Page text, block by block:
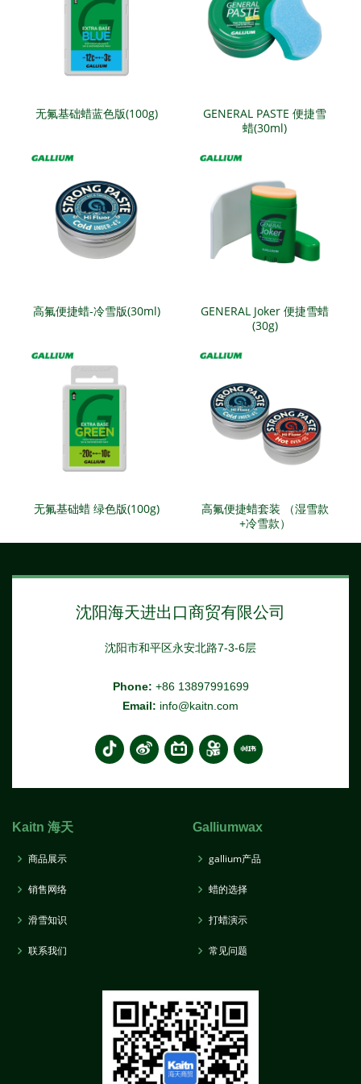
无氟基础蜡蓝色版(100g)
GENERAL PASTE 便捷雪
蜡(30ml)
高氟便捷蜡-冷雪版(30ml)
GENERAL Joker 便捷雪蜡
(30g)
无氟基础蜡 绿色版(100g)
高氟便捷蜡套装 （湿雪款
+冷雪款）
沈阳海天进出口商贸有限公司
沈阳市和平区永安北路7-3-6层
Phone: +86 13897991699
Email: info@kaitn.com
Kaitn 海天
商品展示
销售网络
滑雪知识
联系我们
Galliumwax
gallium产品
蜡的选择
打蜡演示
常见问题